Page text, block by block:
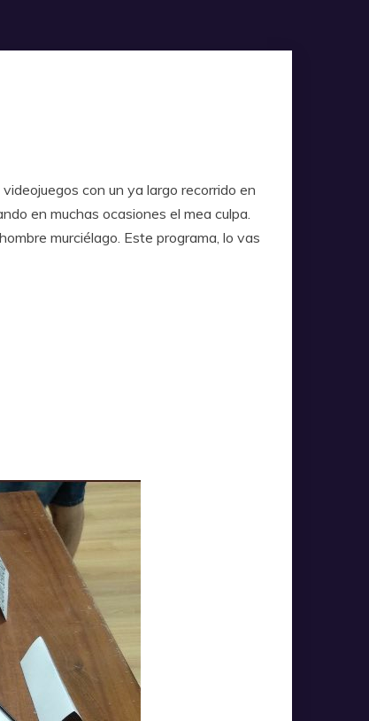
con un ya largo recorrido en
en muchas ocasiones el mea culpa.
murciélago. Este programa, lo vas